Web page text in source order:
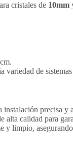
cristales de 10mm
variedad de
instalación precisa y
alta calidad para
y limpio,